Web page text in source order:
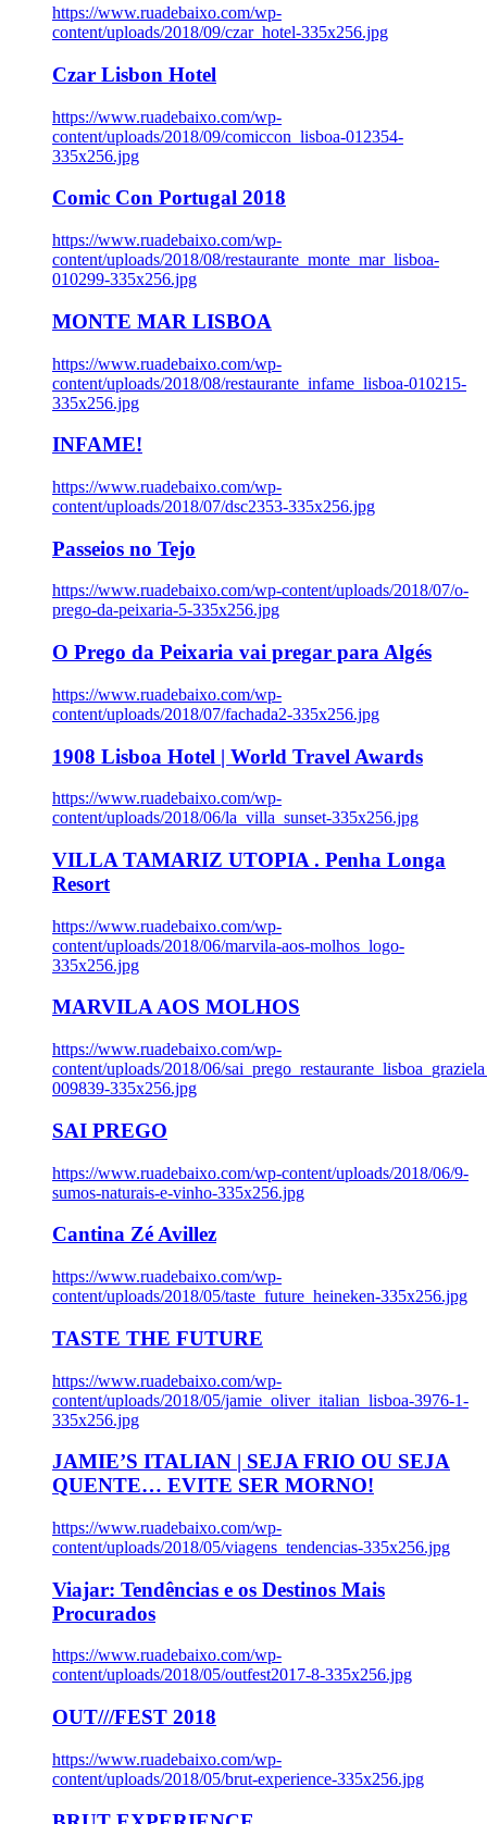
https://www.ruadebaixo.com/wp-
content/uploads/2018/09/czar_hotel-335x256.jpg
Czar Lisbon Hotel
https://www.ruadebaixo.com/wp-
content/uploads/2018/09/comiccon_lisboa-012354-
335x256.jpg
Comic Con Portugal 2018
https://www.ruadebaixo.com/wp-
content/uploads/2018/08/restaurante_monte_mar_lisboa-
010299-335x256.jpg
MONTE MAR LISBOA
https://www.ruadebaixo.com/wp-
content/uploads/2018/08/restaurante_infame_lisboa-010215-
335x256.jpg
INFAME!
https://www.ruadebaixo.com/wp-
content/uploads/2018/07/dsc2353-335x256.jpg
Passeios no Tejo
https://www.ruadebaixo.com/wp-content/uploads/2018/07/o-
prego-da-peixaria-5-335x256.jpg
O Prego da Peixaria vai pregar para Algés
https://www.ruadebaixo.com/wp-
content/uploads/2018/07/fachada2-335x256.jpg
1908 Lisboa Hotel | World Travel Awards
https://www.ruadebaixo.com/wp-
content/uploads/2018/06/la_villa_sunset-335x256.jpg
VILLA TAMARIZ UTOPIA . Penha Longa
Resort
https://www.ruadebaixo.com/wp-
content/uploads/2018/06/marvila-aos-molhos_logo-
335x256.jpg
MARVILA AOS MOLHOS
https://www.ruadebaixo.com/wp-
content/uploads/2018/06/
009839-335x256.jpg
SAI PREGO
https://www.ruadebaixo.com/wp-content/uploads/2018/06/9-
sumos-naturais-e-vinho-335x256.jpg
Cantina Zé Avillez
https://www.ruadebaixo.com/wp-
content/uploads/2018/05/taste_future_heineken-335x256.jpg
TASTE THE FUTURE
https://www.ruadebaixo.com/wp-
content/uploads/2018/05/jamie_oliver_italian_lisboa-3976-1-
335x256.jpg
JAMIE’S ITALIAN | SEJA FRIO OU SEJA
QUENTE… EVITE SER MORNO!
https://www.ruadebaixo.com/wp-
content/uploads/2018/05/viagens_tendencias-335x256.jpg
Viajar: Tendências e os Destinos Mais
Procurados
https://www.ruadebaixo.com/wp-
content/uploads/2018/05/outfest2017-8-335x256.jpg
OUT///FEST 2018
https://www.ruadebaixo.com/wp-
content/uploads/2018/05/brut-experience-335x256.jpg